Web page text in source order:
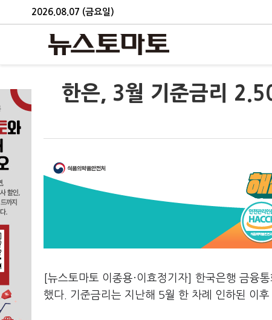
2026.08.07 (금요일)
한은, 3월 기준금리
[뉴스토마토 이종용·이효정기자] 한국은행 금융
했다. 기준금리는 지난해 5월 한 차례 인하된 이